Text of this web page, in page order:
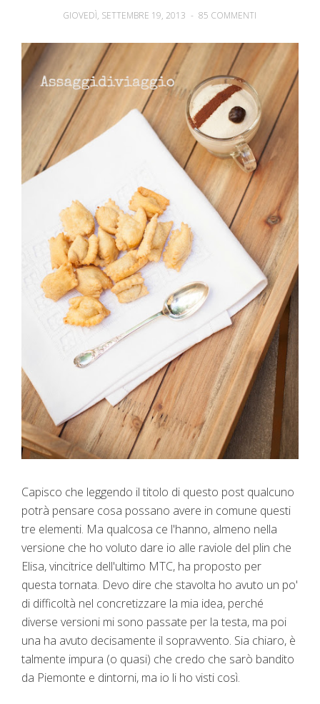
GIOVEDÌ, SETTEMBRE 19, 2013 - 85 COMMENTI
Capisco che leggendo il titolo di questo post qualcuno
potrà pensare cosa possano avere in comune questi
tre elementi. Ma qualcosa ce l'hanno, almeno nella
versione che ho voluto dare io alle raviole del plin che
Elisa, vincitrice dell'ultimo MTC, ha proposto per
questa tornata. Devo dire che stavolta ho avuto un po'
di difficoltà nel concretizzare la mia idea, perché
diverse versioni mi sono passate per la testa, ma poi
una ha avuto decisamente il sopravvento. Sia chiaro, è
talmente impura (o quasi) che credo che sarò bandito
da Piemonte e dintorni, ma io li ho visti così.